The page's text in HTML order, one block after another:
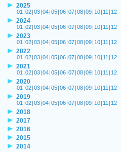
2025
01 |02|03|04|05|06|07|08|09| 10| 11 | 12
2024
01 |02|03|04|05|06|07|08|09| 10| 11 | 12
2023
01 |02|03|04|05|06|07|08|09| 10| 11 | 12
2022
01 |02|03|04|05|06|07|08|09| 10| 11 | 12
2021
01 |02|03|04|05|06|07|08|09| 10| 11 | 12
2020
01 |02|03|04|05|06|07|08|09| 10| 11 | 12
2019
01 |02|03|04|05|06|07|08|09| 10| 11 | 12
2018
2017
2016
2015
2014